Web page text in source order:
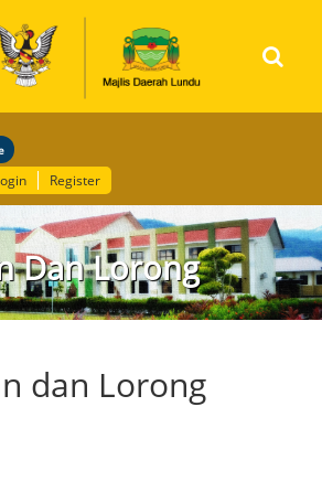
Register
Dan Lorong
dan Lorong